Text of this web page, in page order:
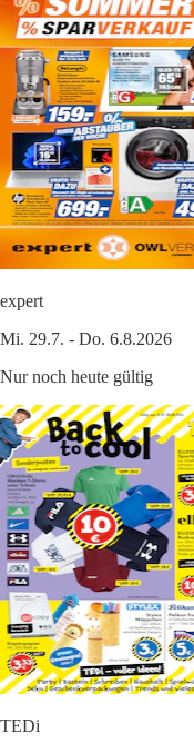
expert
Mi. 29.7. - Do. 6.8.2026
Nur noch heute gültig
TEDi